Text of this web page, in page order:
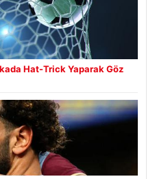
Hat-Trick Yaparak Göz